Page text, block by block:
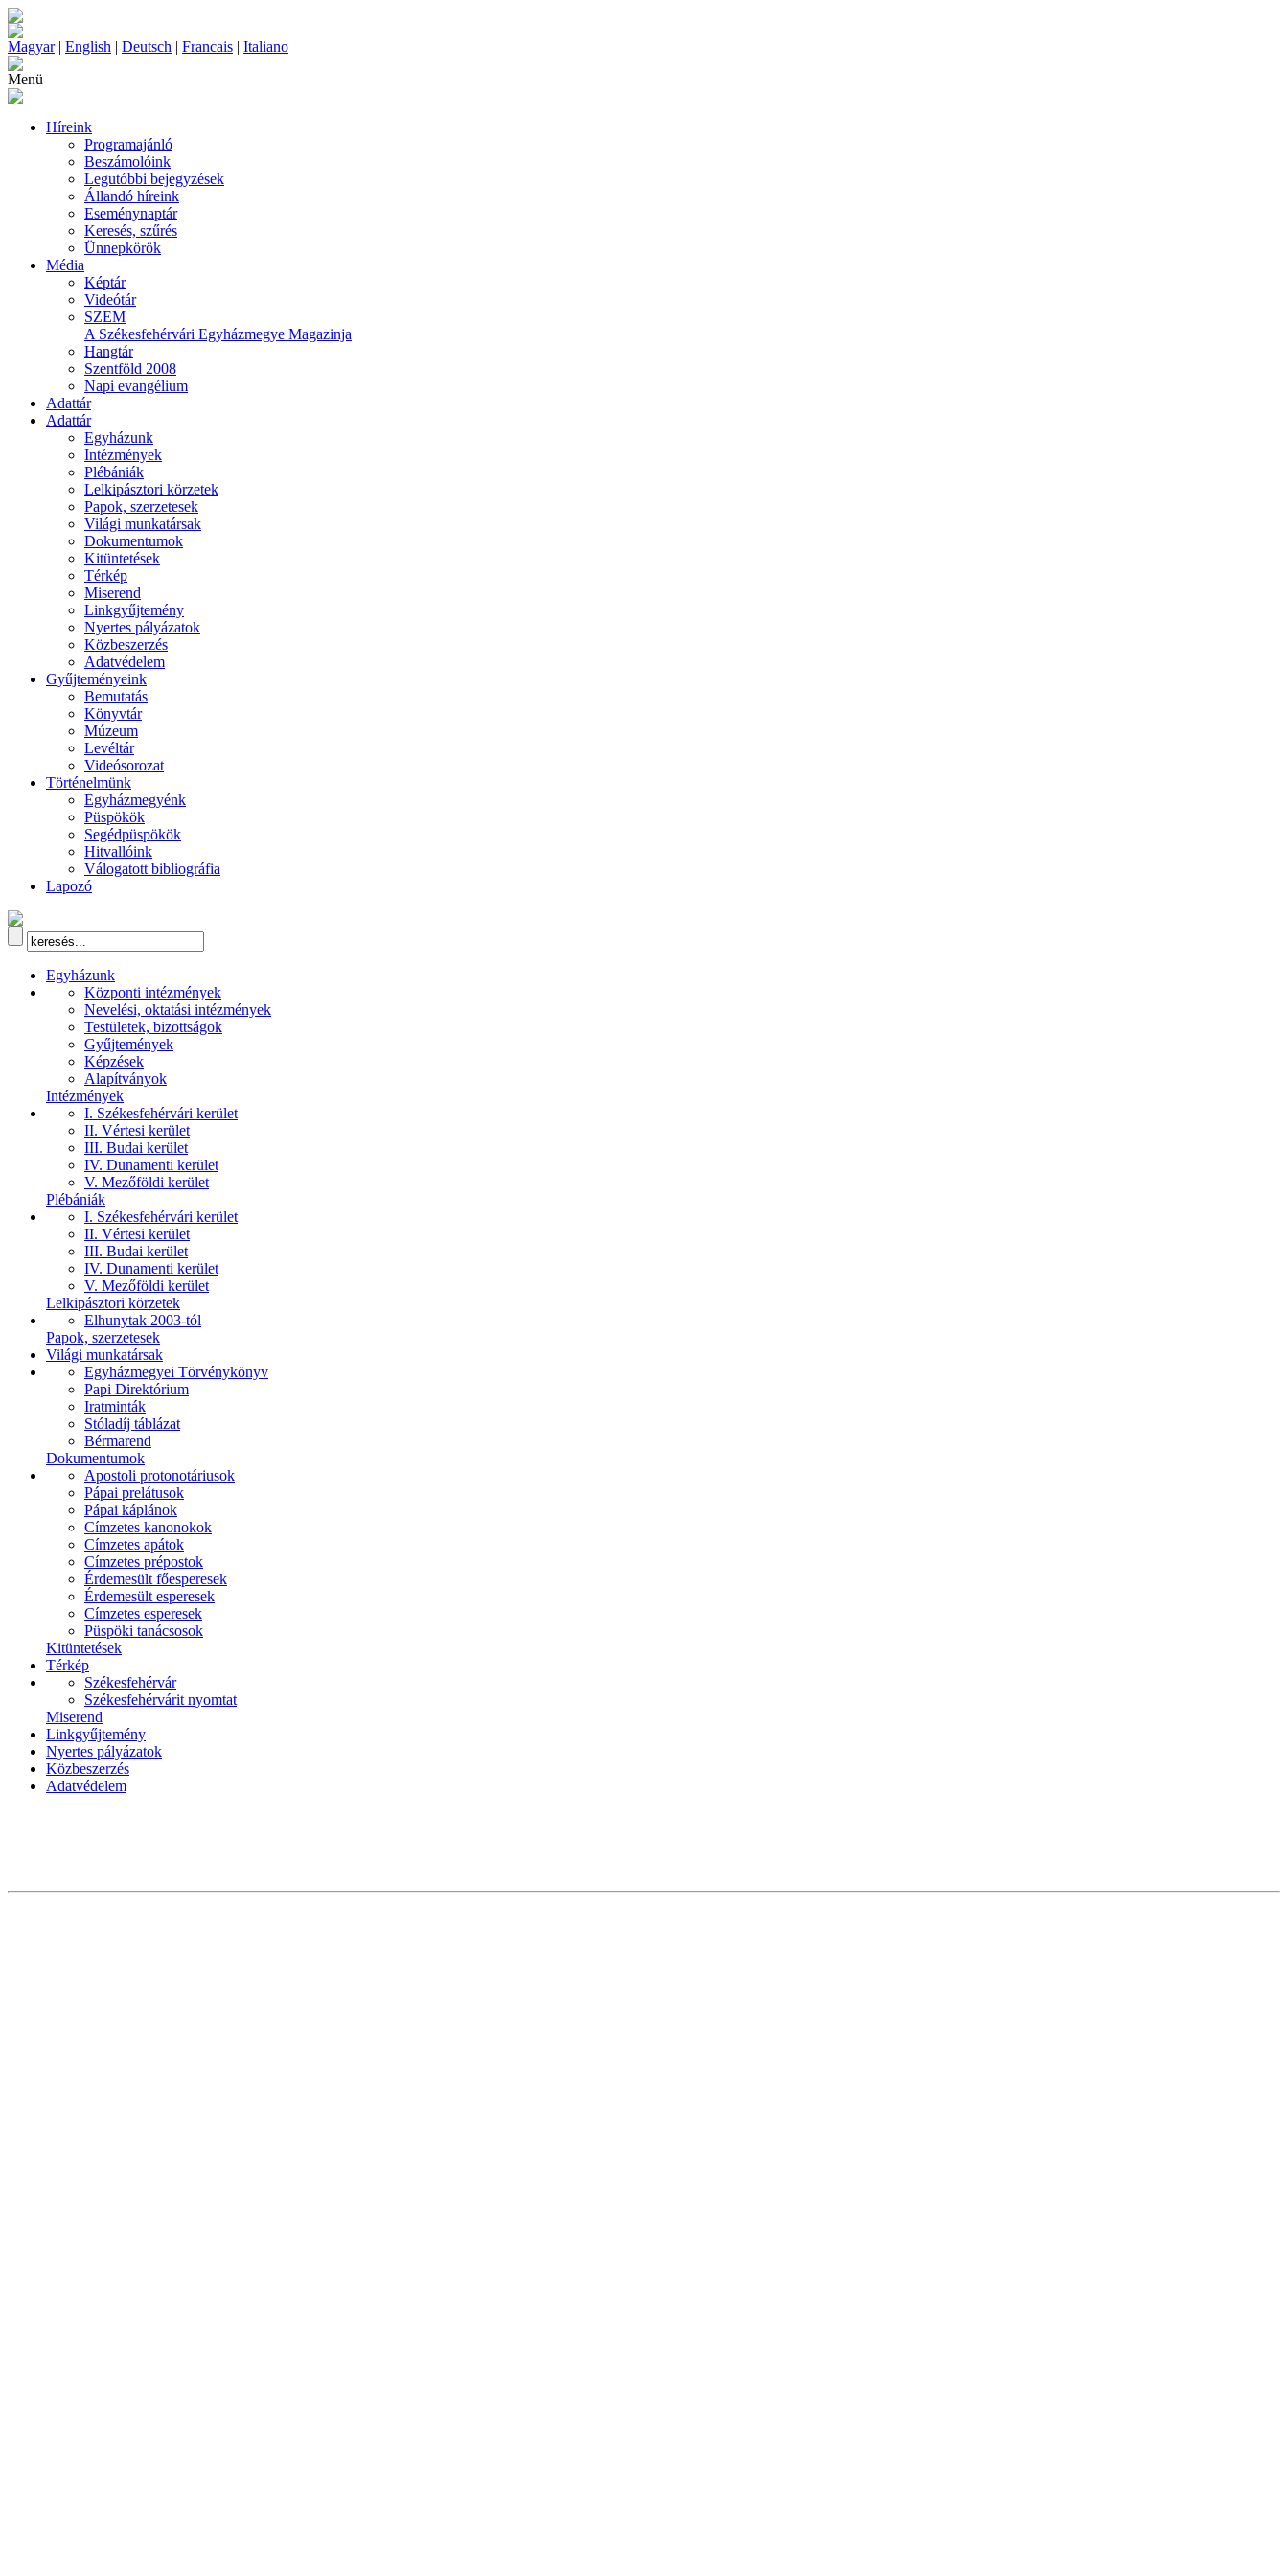
Magyar| English | Deutsch | Francais | Italiano
Menü
Híreink
Programajánló
Beszámolóink
Legutóbbi bejegyzések
Állandó híreink
Eseménynaptár
Keresés, szűrés
Ünnepkörök
Média
Képtár
Videótár
SZEM
A Székesfehérvári Egyházmegye Magazinja
Hangtár
Szentföld 2008
Napi evangélium
Adattár
Adattár
Egyházunk
Intézmények
Plébániák
Lelkipásztori körzetek
Papok, szerzetesek
Világi munkatársak
Dokumentumok
Kitüntetések
Térkép
Miserend
Linkgyűjtemény
Nyertes pályázatok
Közbeszerzés
Adatvédelem
Gyűjteményeink
Bemutatás
Könyvtár
Múzeum
Levéltár
Videósorozat
Történelmünk
Egyházmegyénk
Püspökök
Segédpüspökök
Hitvallóink
Válogatott bibliográfia
Lapozó
Egyházunk
Központi intézmények
Nevelési, oktatási intézmények
Testületek, bizottságok
Gyűjtemények
Képzések
Alapítványok
Intézmények
I. Székesfehérvári kerület
II. Vértesi kerület
III. Budai kerület
IV. Dunamenti kerület
V. Mezőföldi kerület
Plébániák
I. Székesfehérvári kerület
II. Vértesi kerület
III. Budai kerület
IV. Dunamenti kerület
V. Mezőföldi kerület
Lelkipásztori körzetek
Elhunytak 2003-tól
Papok, szerzetesek
Világi munkatársak
Egyházmegyei Törvénykönyv
Papi Direktórium
Iratminták
Stóladíj táblázat
Bérmarend
Dokumentumok
Apostoli protonotáriusok
Pápai prelátusok
Pápai káplánok
Címzetes kanonokok
Címzetes apátok
Címzetes prépostok
Érdemesült főesperesek
Érdemesült esperesek
Címzetes esperesek
Püspöki tanácsosok
Kitüntetések
Térkép
Székesfehérvár
Székesfehérvárit nyomtat
Miserend
Linkgyűjtemény
Nyertes pályázatok
Közbeszerzés
Adatvédelem